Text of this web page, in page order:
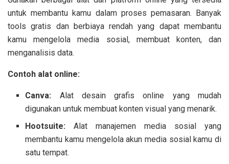
untuk membantu kamu dalam proses pemasaran. Banyak
tools gratis dan berbiaya rendah yang dapat membantu
kamu mengelola media sosial, membuat konten, dan
menganalisis data.
Contoh alat online:
Canva: Alat desain grafis online yang mudah
digunakan untuk membuat konten visual yang menarik.
Hootsuite: Alat manajemen media sosial yang
membantu kamu mengelola akun media sosial kamu di
satu tempat.